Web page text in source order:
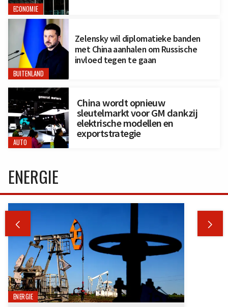
ECONOMIE
BUITENLAND
Zelensky wil diplomatieke banden
met China aanhalen om Russische
invloed tegen te gaan
AUTO
China wordt opnieuw
sleutelmarkt voor GM dankzij
elektrische modellen en
exportstrategie
ENERGIE
 
ENERGIE